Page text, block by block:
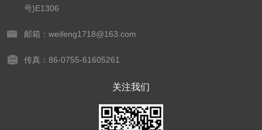
号)E1306
邮箱：weifeng1718@163.com
传真：86-0755-61605261
关注我们